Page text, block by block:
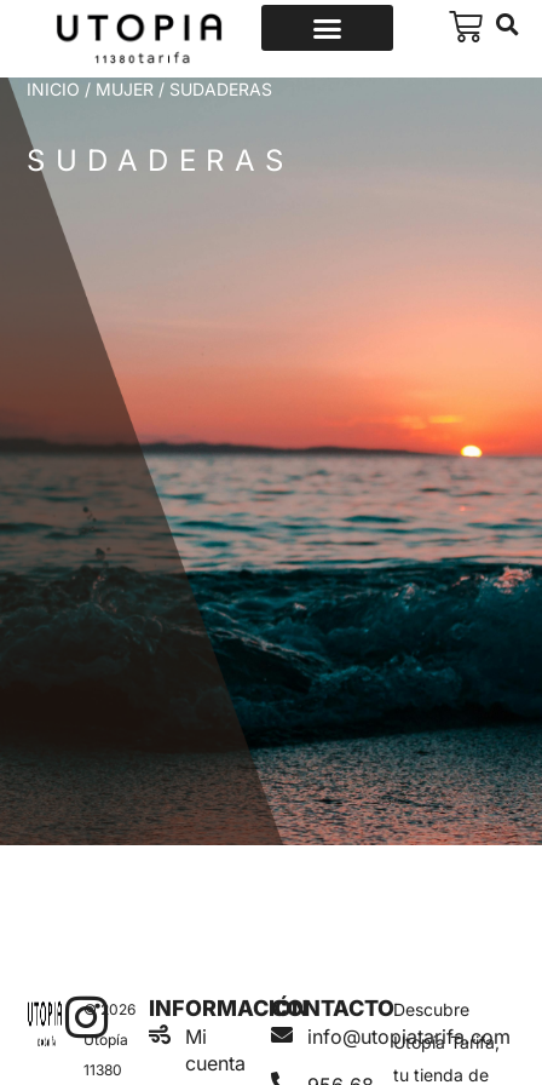
INICIO / MUJER / SUDADERAS
SUDADERAS
© 2026
Utopía
11380
Descubre
Utopía Tarifa,
tu tienda de
CONTACTO
info@utopiatarifa.com
INFORMACIÓN
Mi
cuenta